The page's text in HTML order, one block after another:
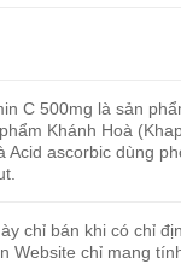
C 500mg là sản
Khánh Hoà
Acid ascorbic dùng
chỉ bán khi có chỉ
Website chỉ mang